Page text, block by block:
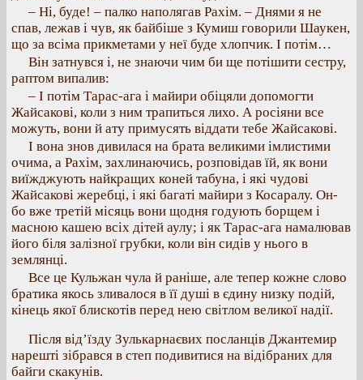
– Ні, буде! – палко наполягав Рахім. – Днями я не
спав, лежав і чув, як байбіше з Кумиш говорили Шаукен,
що за всіма прикметами у неї буде хлопчик. І потім…
Він затнувся і, не знаючи чим би ще потішити сестру,
раптом випалив:
– І потім Тарас-ага і майири обіцяли допомогти
Жайсакові, коли з ним трапиться лихо. А росіяни все
можуть, вони й ату примусять віддати тебе Жайсакові.
І вона знов дивилася на брата великими імлистими
очима, а Рахім, захлинаючись, розповідав їй, як вони
виїжджують найкращих коней табуна, і які чудові
Жайсакові жеребці, і які багаті майири з Косаралу. Он-
бо вже третій місяць вони щодня годують борщем і
масною кашею всіх дітей аулу; і як Тарас-ага намалював
його біля залізної грубки, коли він сидів у нього в
землянці.
Все це Кульжан чула й раніше, але тепер кожне слово
братика якось зливалося в її душі в єдину низку подій,
кінець якої блискотів перед нею світлом великої надії.
Після від’їзду Зулькарнаєвих посланців Джантемир
нарешті зібрався в степ подивитися на відібраних для
байги скакунів.